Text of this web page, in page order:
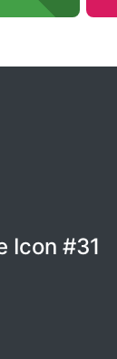
Icon #31